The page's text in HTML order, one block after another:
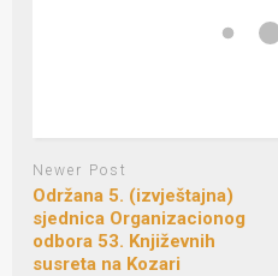
Newer Post
Održana 5. (izvještajna)
sjednica Organizacionog
odbora 53. Književnih
susreta na Kozari